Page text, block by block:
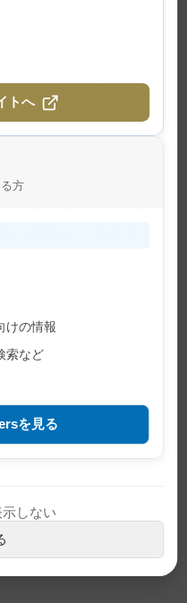
光教の教会はどのよ
とりさま」の老後に
そうだろうが、今後
も食堂」活動が各地
に提供し、高齢者を
流できる場にしてみ
。
トへ
方
けの情報
索など
を見る
しない